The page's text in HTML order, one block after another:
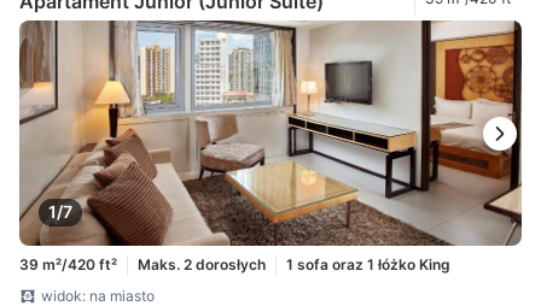
1/7
39 m²/420 ft² Maks. 2 dorosłych
1 sofa oraz 1 łóżko King
widok: na miasto